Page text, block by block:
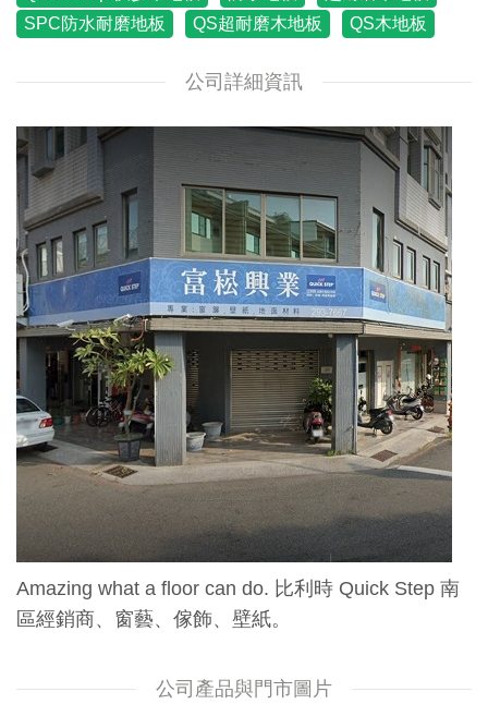
SPC防水耐磨地板
QS超耐磨木地板 QS木地板
公司詳細資訊
Amazing what a floor can do. 比利時 Quick Step 南
區經銷商、窗藝、傢飾、壁紙。
公司產品與門市圖片